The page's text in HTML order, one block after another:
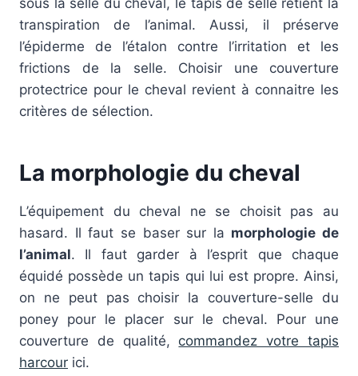
transpiration de l’animal. Aussi, il préserve
l’épiderme de l’étalon contre l’irritation et les
frictions de la selle. Choisir une couverture
protectrice pour le cheval revient à connaitre les
critères de sélection.
La morphologie du cheval
L’équipement du cheval ne se choisit pas au
hasard. Il faut se baser sur la morphologie de
l’animal. Il faut garder à l’esprit que chaque
équidé possède un tapis qui lui est propre. Ainsi,
on ne peut pas choisir la couverture-selle du
poney pour le placer sur le cheval. Pour une
couverture de qualité, commandez votre tapis
harcour ici.